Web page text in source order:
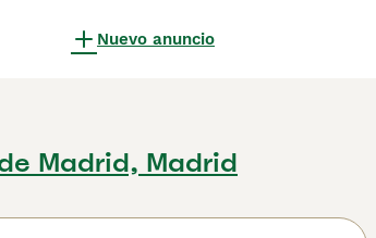
Nuevo anuncio
Madrid, Madrid